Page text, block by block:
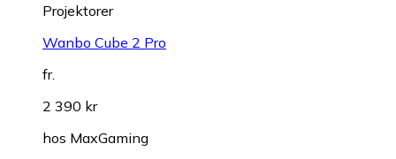
Projektorer
Wanbo Cube 2 Pro
fr.
2 390 kr
hos MaxGaming